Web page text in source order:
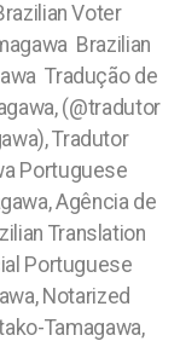
Voter
Brazilian
Tradução de
(@tradutor
Tradutor
Portuguese
Agência de
Translation
Portuguese
Notarized
Tamagawa,